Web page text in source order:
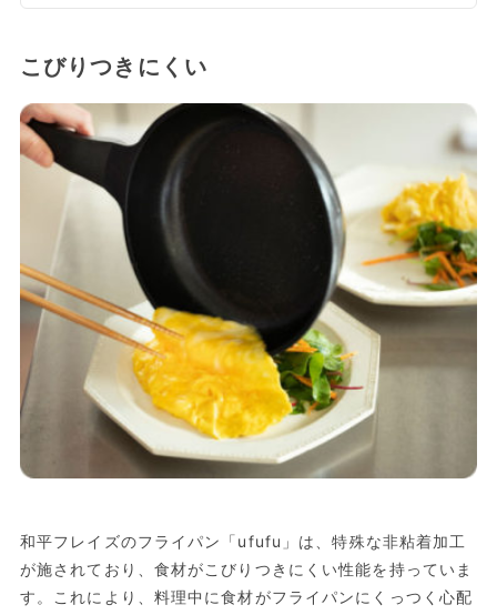
こびりつきにくい
和平フレイズのフライパン「ufufu」は、特殊な非粘着加工
が施されており、食材がこびりつきにくい性能を持っていま
す。これにより、料理中に食材がフライパンにくっつく心配